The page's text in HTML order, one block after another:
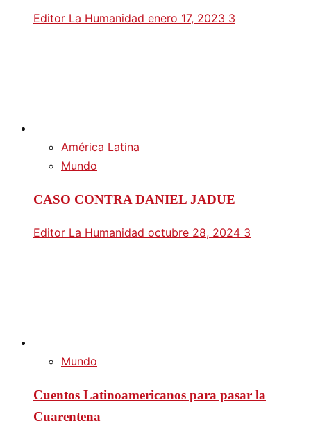
Editor La Humanidad enero 17, 2023 3
América Latina
Mundo
CASO CONTRA DANIEL JADUE
Editor La Humanidad octubre 28, 2024 3
Mundo
Cuentos Latinoamericanos para pasar la
Cuarentena